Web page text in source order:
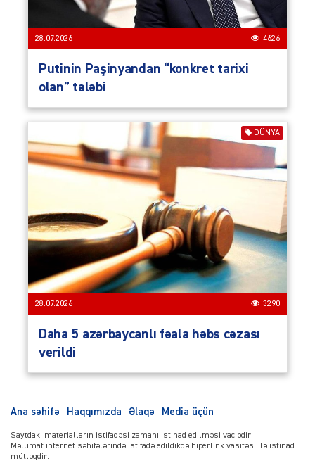
28.07.2026 4626
Putinin Paşinyandan “konkret tarixi
olan” tələbi
DÜNYA
28.07.2026 3290
Daha 5 azərbaycanlı fəala həbs cəzası
verildi
Ana səhifə Haqqımızda Əlaqə Media üçün
Saytdakı materialların istifadəsi zamanı istinad edilməsi vacibdir.
Məlumat internet səhifələrində istifadə edildikdə hiperlink vasitəsi ilə istinad
mütləqdir.